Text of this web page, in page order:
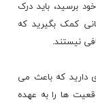
برسید، باید درک
کمک بگیرید که
نیستند.
دارید که باعث می
ها را به عهده